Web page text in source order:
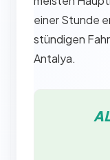
einer Stunde
stündigen
Antalya.